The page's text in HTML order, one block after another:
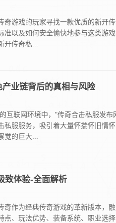
奇游戏的玩家寻找一款优质的新开
准以及如何安全愉快地参与这类游
开传奇私...
业链背后的真相与风险
互联网环境中，"传奇合击私服发
私服服务，吸引着大量怀揣怀旧情
觉的巨大...
致体验-全面解析
奇作为经典传奇游戏的革新版本，
点、玩法优势、装备系统、职业选